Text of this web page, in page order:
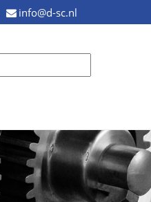
info@d-sc.nl